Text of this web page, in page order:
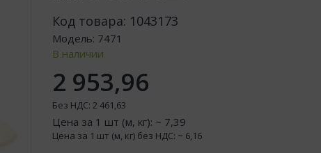
Код товара: 1043173
Модель: 7471
В наличии
2 953,96
Без НДС: 2 461,63
Цена за 1 шт (м, кг): ~ 7,39
Цена за 1 шт (м, кг) без НДС: ~ 6,16